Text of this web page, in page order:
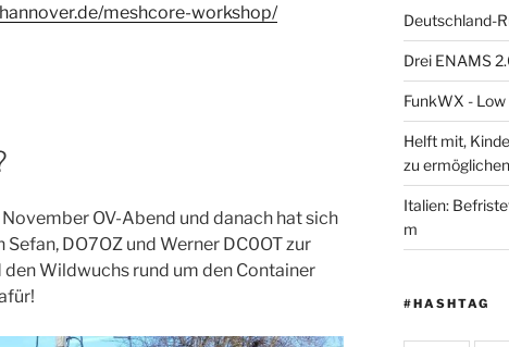
meshcore-workshop/
OV-Abend und danach hat sich
DO7OZ und Werner DC0OT zur
Wildwuchs rund um den Container
Deutschland-
Drei ENAMS
FunkWX -
Helft mit,
zu
Italien:
m
#HASHTAG